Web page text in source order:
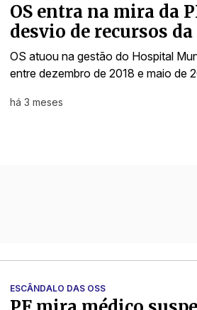
OS entra na mira da
desvio de recursos
OS atuou na gestão do Hospital
entre dezembro de 2018 e maio de
há 3 meses
ESCÂNDALO DAS OSS